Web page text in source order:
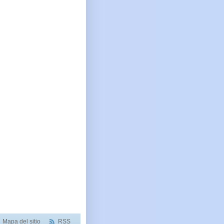
Lluis Companys 68
c/ Llobregós,
Mapa del sitio RSS